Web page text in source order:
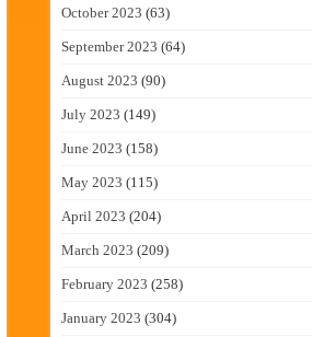
October 2023 (63)
September 2023 (64)
August 2023 (90)
July 2023 (149)
June 2023 (158)
May 2023 (115)
April 2023 (204)
March 2023 (209)
February 2023 (258)
January 2023 (304)